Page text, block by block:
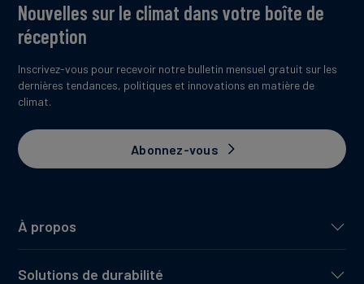
À propos
Solutions de durabilité
Nouvelles sur le climat dans votre boîte de
réception
Inscrivez-vous pour recevoir notre bulletin mensuel gratuit sur les
dernières tendances, politiques et innovations en matière de
climat.
Abonnez-vous